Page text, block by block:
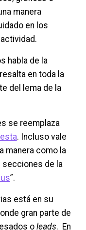
manera
en los
habla de la
en toda la
del lema de la
se reemplaza
esta. Incluso vale
manera como la
de la
”.
está en su
gran parte de
o leads. En